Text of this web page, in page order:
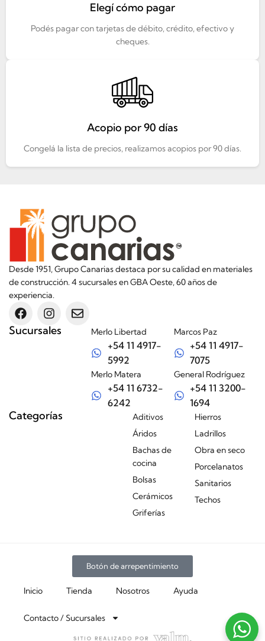
Elegí cómo pagar
Podés pagar con tarjetas de débito, crédito, efectivo y
cheques.
Acopio por 90 días
Congelá la lista de precios, realizamos acopios por 90 días.
Desde 1951, Grupo Canarias destaca por su calidad en materiales
de construcción. 4 sucursales en GBA Oeste, 60 años de
experiencia.
Sucursales Merlo Libertad
+54 11 4917-
5992
Merlo Matera
+54 11 6732-
6242
Marcos Paz
+54 11 4917-
7075
General Rodríguez
+54 11 3200-
1694
Categorías
Aditivos
Áridos
Bachas de
cocina
Bolsas
Cerámicos
Griferías
Hierros
Ladrillos
Obra en seco
Porcelanatos
Sanitarios
Techos
Botón de arrepentimiento
Inicio Tienda Nosotros Ayuda
Contacto / Sucursales